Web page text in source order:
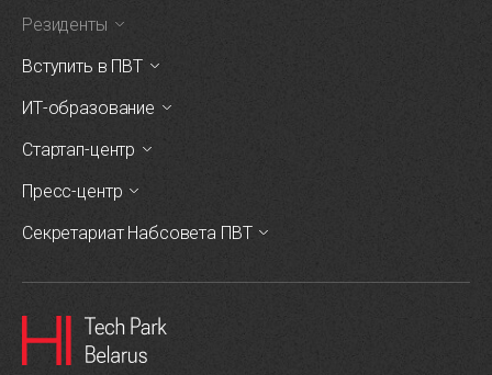
Резиденты
Вступить в ПВТ
ИТ-образование
Стартап-центр
Пресс-центр
Секретариат Набсовета ПВТ